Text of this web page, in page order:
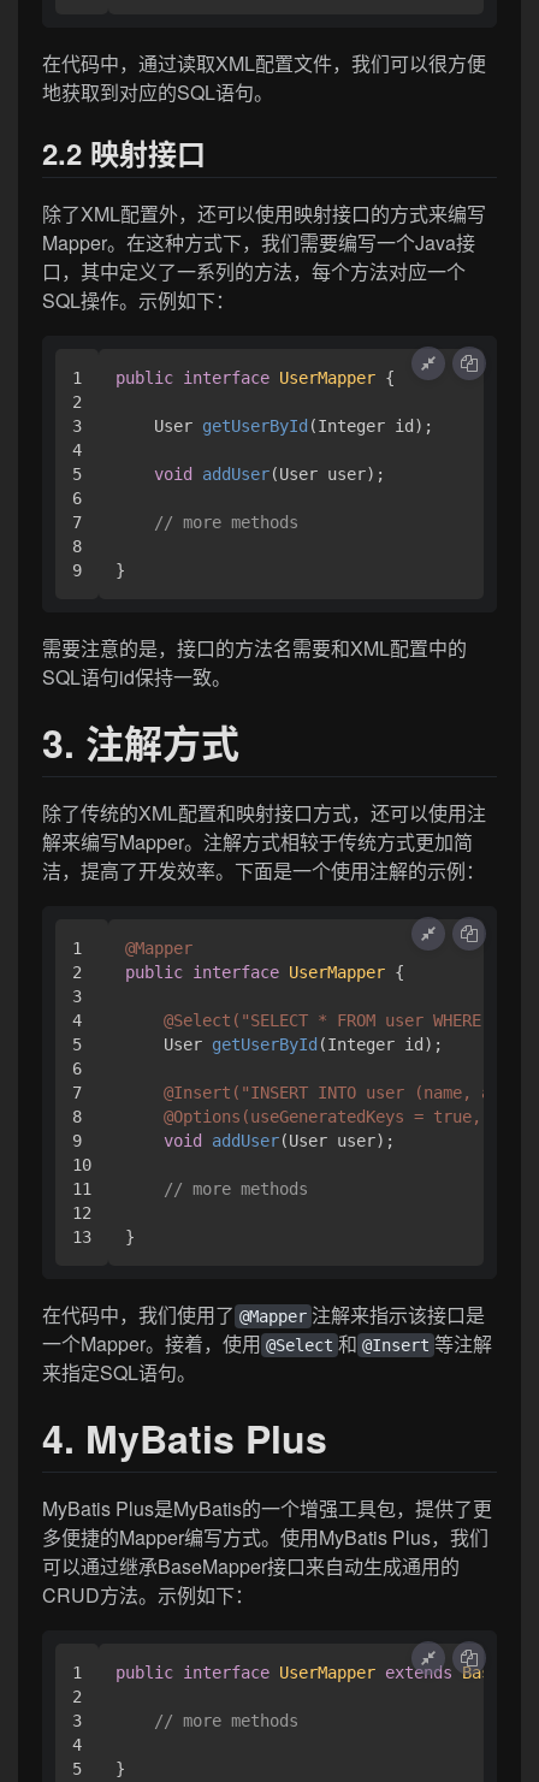
在代码中，通过读取XML配置文件，我们可以很方便
地获取到对应的SQL语句。
2.2 映射接口
除了XML配置外，还可以使用映射接口的方式来编写
Mapper。在这种方式下，我们需要编写一个Java接
口，其中定义了一系列的方法，每个方法对应一个
SQL操作。示例如下：
1
2
3
4
5
6
7
8
public interface UserMapper {
    User
getUserById (Integer id) ;
void addUser(User user) ;
// more methods
需要注意的是，接口的方法名需要和XML配置中的
SQL语句id保持一致。
3. 注解方式
除了传统的XML配置和映射接口方式，还可以使用注
解来编写Mapper。注解方式相较于传统方式更加简
洁，提高了开发效率。下面是一个使用注解的示例：
1
2
3
4
5
6
7
8
9
10
11
12
@Mapper
public interface UserMapper {
@Select("SELECT * FROM user WHERE id
    User
getUserById (Integer id) ;
@Insert("INSERT INTO user (name, age)
@Options(useGeneratedKeys = true,
void
addUser(User user) ;
// more methods
在代码中，我们使用了 @Mapper 注解来指示该接口是
一个Mapper。接着，使用 @Select 和 @Insert 等注解
来指定SQL语句。
4. MyBatis Plus
MyBatis Plus是MyBatis的一个增强工具包，提供了更
多便捷的Mapper编写方式。使用MyBatis Plus，我们
可以通过继承BaseMapper接口来自动生成通用的
CRUD方法。示例如下：
1
2
3
4
public interface UserMapper extends
// more methods